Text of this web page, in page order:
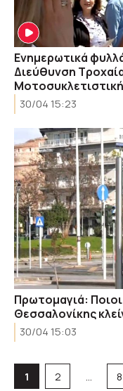
Ενημερωτικά
Διεύθυνση
30/04 15:23
Πρωτομαγιά:
Θεσσαλονίκης
30/04 15:03
Σελίδα
1 Σελίδα
2 … 8